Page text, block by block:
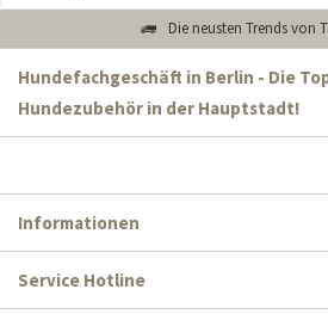
Die neusten Trends von
Hundefachgeschäft in Berlin - Die
Hundezubehör in der Hauptstadt!
Informationen
Service Hotline